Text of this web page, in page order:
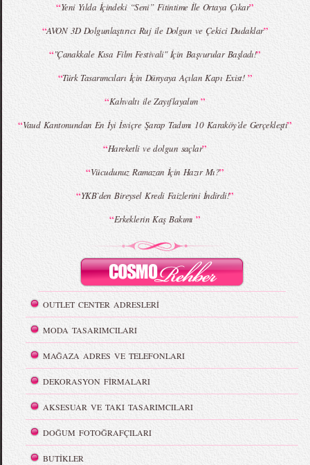
MBFWI - Giray Sepin 2015 Yaz Koleksiyonu MBFWI - Burçe Bekrek 2015 Yaz Koleksiyonu
“Yeni Yılda İçindeki “Seni” Fitintime İle Ortaya Çıkar”
“AVON 3D Dolgunlaştırıcı Ruj ile Dolgun ve Çekici Dudaklar”
“"Çanakkale Kısa Film Festivali" İçin Başvurular Başladı!”
“Türk Tasarımcıları İçin Dünyaya Açılan Kapı Exist! ”
“Kahvaltı ile Zayıflayalım”
“Vaud Kantonundan En İyi İsviçre Şarap Tadımı 10 Karaköy’de Gerçekleşti”
“Hareketli ve dolgun saçlar”
“Vücudunuz Ramazan İçin Hazır Mı?”
“YKB`den Bireysel Kredi Faizlerini İndirdi!”
“Erkeklerin Kaş Bakımı”
OUTLET CENTER ADRESLERİ
MODA TASARIMCILARI
MAĞAZA ADRES VE TELEFONLARI
DEKORASYON FİRMALARI
AKSESUAR VE TAKI TASARIMCILARI
DOĞUM FOTOĞRAFÇILARI
BUTİKLER